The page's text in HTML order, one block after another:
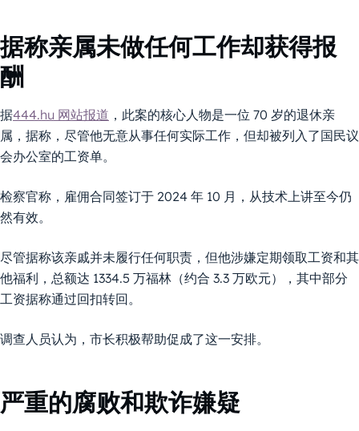
据称亲属未做任何工作却获得报
酬
据444.hu 网站报道 ，此案的核心人物是一位 70 岁的退休亲
属，据称，尽管他无意从事任何实际工作，但却被列入了国民议
会办公室的工资单。
检察官称，雇佣合同签订于 2024 年 10 月，从技术上讲至今仍
然有效。
尽管据称该亲戚并未履行任何职责，但他涉嫌定期领取工资和其
他福利，总额达 1334.5 万福林（约合 3.3 万欧元），其中部分
工资据称通过回扣转回。
调查人员认为，市长积极帮助促成了这一安排。
严重的腐败和欺诈嫌疑